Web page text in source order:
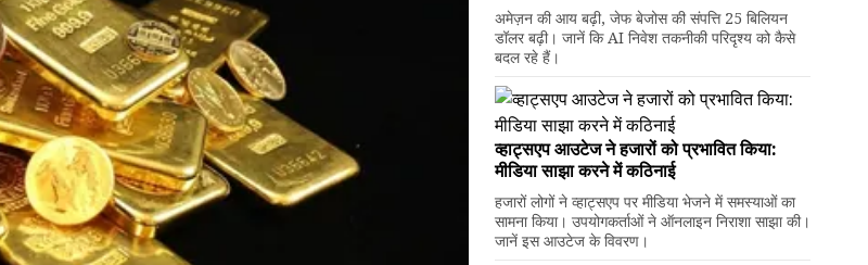
अमेज़न की आय बढ़ी, जेफ बेजोस की संपत्ति 25 बिलियन
डॉलर बढ़ी। जानें कि AI निवेश तकनीकी परिदृश्य को कैसे
बदल रहे हैं।
व्हाट्सएप आउटेज ने हजारों को प्रभावित किया:
मीडिया साझा करने में कठिनाई
हजारों लोगों ने व्हाट्सएप पर मीडिया भेजने में समस्याओं का
सामना किया। उपयोगकर्ताओं ने ऑनलाइन निराशा साझा की।
जानें इस आउटेज के विवरण।